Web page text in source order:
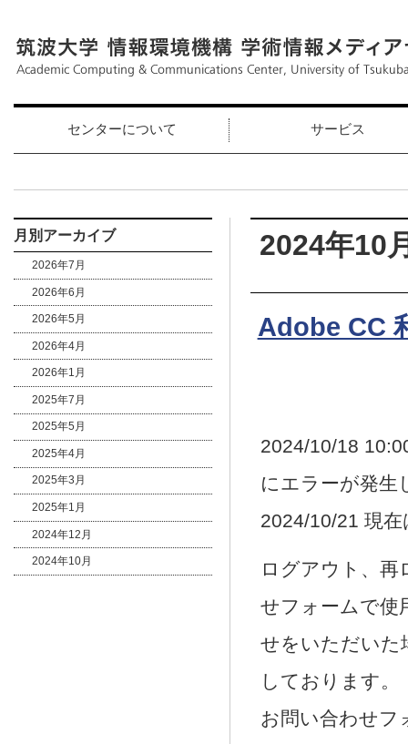
センターについて サービス
2024年10
Adobe CC
2024/10/18
にエラーが発生
2024/10/21 現
ログアウト、再
せフォームで使
せをいただいた
しております。
お問い合わせフ
月別アーカイブ
2026年7月
2026年6月
2026年5月
2026年4月
2026年1月
2025年7月
2025年5月
2025年4月
2025年3月
2025年1月
2024年12月
2024年10月